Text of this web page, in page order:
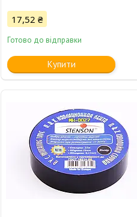
17,52 ₴
Готово до відправки
Купити